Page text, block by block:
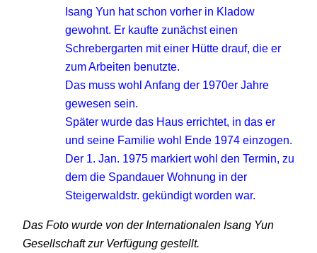
Isang Yun hat schon vorher in Kladow
gewohnt. Er kaufte zunächst einen
Schrebergarten mit einer Hütte drauf, die er
zum Arbeiten benutzte.
Das muss wohl Anfang der 1970er Jahre
gewesen sein.
Später wurde das Haus errichtet, in das er
und seine Familie wohl Ende 1974 einzogen.
Der 1. Jan. 1975 markiert wohl den Termin, zu
dem die Spandauer Wohnung in der
Steigerwaldstr. gekündigt worden war.
Das Foto wurde von der Internationalen Isang Yun
Gesellschaft zur Verfügung gestellt.